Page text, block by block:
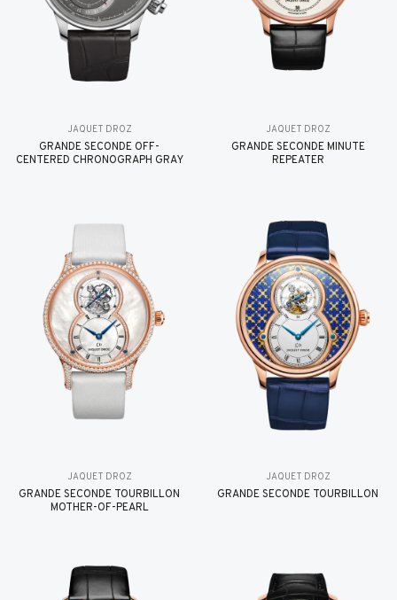
JAQUET DROZ
GRANDE SECONDE OFF-
CENTERED CHRONOGRAPH GRAY
JAQUET DROZ
GRANDE SECONDE MINUTE
REPEATER
JAQUET DROZ
GRANDE SECONDE TOURBILLON
MOTHER-OF-PEARL
JAQUET DROZ
GRANDE SECONDE TOURBILLON